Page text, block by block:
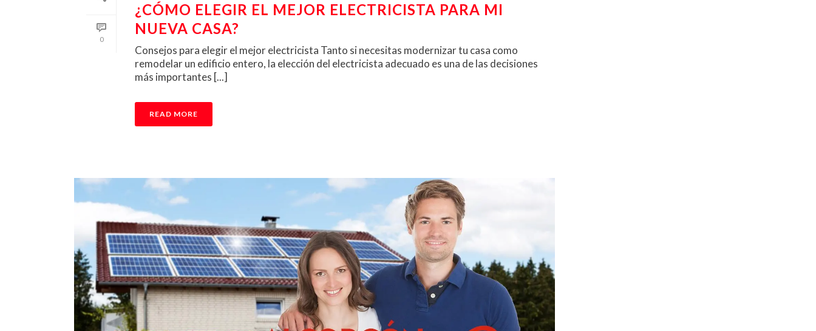
0
¿CÓMO ELEGIR EL MEJOR ELECTRICISTA PARA MI
NUEVA CASA?
Consejos para elegir el mejor electricista Tanto si necesitas modernizar tu casa como
remodelar un edificio entero, la elección del electricista adecuado es una de las decisiones
más importantes [...]
READ MORE